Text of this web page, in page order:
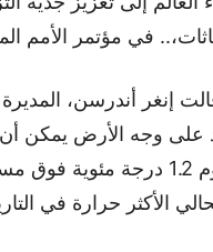
في مؤتمر الأمم
إنغر أندرسن، المديرة
وجه الأرض يمكن أن
العالم يتجاوز اليوم 1.2
الأكثر حرارة في